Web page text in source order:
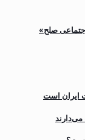
صلح»
ایران است
می‌دارند